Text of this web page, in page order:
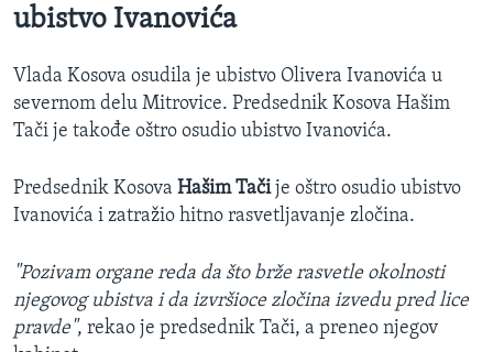
ubistvo Ivanovića
Vlada Kosova osudila je ubistvo Olivera Ivanovića u
severnom delu Mitrovice. Predsednik Kosova Hašim
Tači je takođe oštro osudio ubistvo Ivanovića.
Predsednik Kosova Hašim Tačije oštro osudio ubistvo
Ivanovića i zatražio hitno rasvetljavanje zločina.
"Pozivam organe reda da što brže rasvetle okolnosti
njegovog ubistva i da izvršioce zločina izvedu pred lice
pravde", rekao je predsednik Tači, a preneo njegov